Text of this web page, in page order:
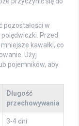
pozostałości w
polędwiczki. Przed
kawałki, co
Użyj
pojemników, aby
Długość
przechowywania
3-4 dni